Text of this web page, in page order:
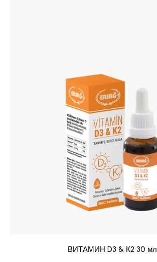
ВИТАМИН D3 & К2 30 мл